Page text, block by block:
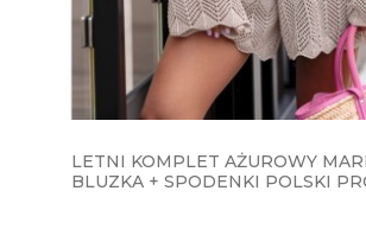
LETNI KOMPLET AŻUROWY
BLUZKA + SPODENKI POLSKI